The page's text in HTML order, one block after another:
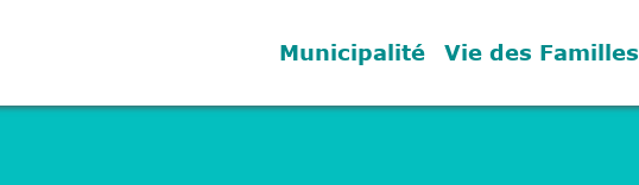
Municipalité Vie des Familles